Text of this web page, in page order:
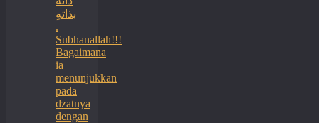
بذاتهِ
.
Subhanallah!!!
Bagaimana
ia
menunjukkan
pada
dzatnya
dengan